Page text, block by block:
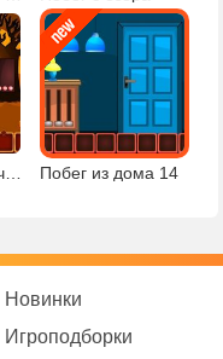
Спасение девочки из пустыни Побег из дома 14
Новинки
Игроподборки